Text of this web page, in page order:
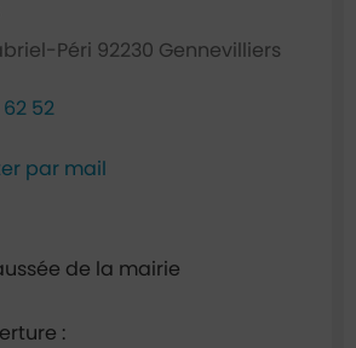
Péri 92230 Gennevilliers
62 52
par mail
de la mairie
: